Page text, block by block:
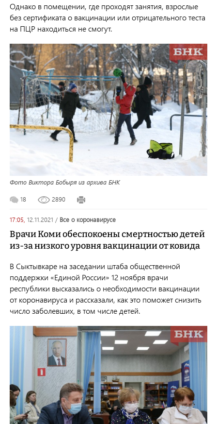
Однако в помещении, где проходят занятия, взрослые
без сертификата о вакцинации или отрицательного теста
на ПЦР находиться не смогут.
Фото Виктора Бобыря из архива БНК
18 2890
17:05, 12.11.2021 / все о коронавирусе
Врачи Коми обеспокоены смертностью детей
из-за низкого уровня вакцинации от ковида
В Сыктывкаре на заседании штаба общественной
поддержки «Единой России» 12 ноября врачи
республики высказались о необходимости вакцинации
от коронавируса и рассказали, как это поможет снизить
число заболевших, в том числе детей.